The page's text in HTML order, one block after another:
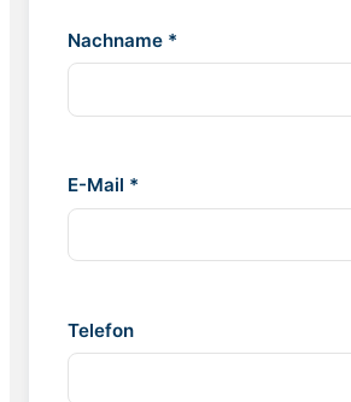
Nachname *
E-Mail *
Telefon